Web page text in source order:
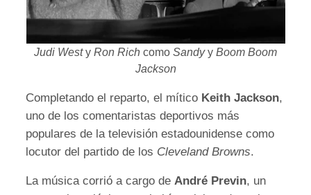
Judi Westy Ron Rich como Sandyy Boom Boom
Jackson
Completando el reparto, el mítico Keith Jackson,
uno de los comentaristas deportivos más
populares de la televisión estadounidense como
locutor del partido de los Cleveland Browns.
La música corrió a cargo deAndré Previn, un